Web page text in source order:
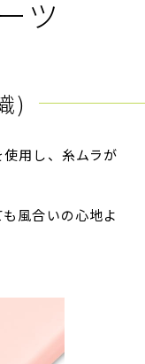
ツ
)
用し、糸ムラが
風合いの心地よ